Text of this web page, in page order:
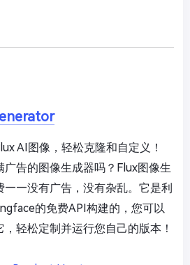
AI图像，轻松克隆和自定义！
广告的图像生成器吗？Flux图像生
——没有广告，没有杂乱。它是利
的免费API构建的，您可以
轻松定制并运行您自己的版本！